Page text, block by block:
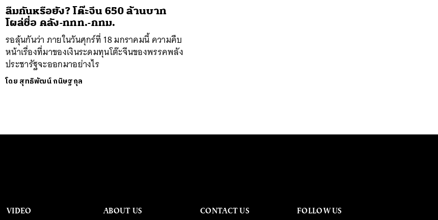
ลืมกันหรือยัง? โต๊ะจีน 650 ล้านบาท
โผล่ชื่อ คลัง-ททท.-กทม.
รอลุ้นกันว่า ภายในวันศุกร์ที่ 18 มกราคมนี้ ความคืบ
หน้าเรื่องที่มาของเงินระดมทุนโต๊ะจีนของพรรคพลัง
ประชารัฐจะออกมาอย่างไร
โดย สุทธิพัฒน์ กนิษฐกุล
VIDEO ABOUT US CONTACT US FOLLOW US
SHARE TWEET LINE EMAIL